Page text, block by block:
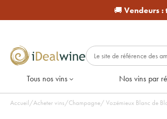
🚚 Vendeurs :
Tous nos vins Nos vins par
Accueil/Acheter vins/Champagne/ Vozémieux Blanc de